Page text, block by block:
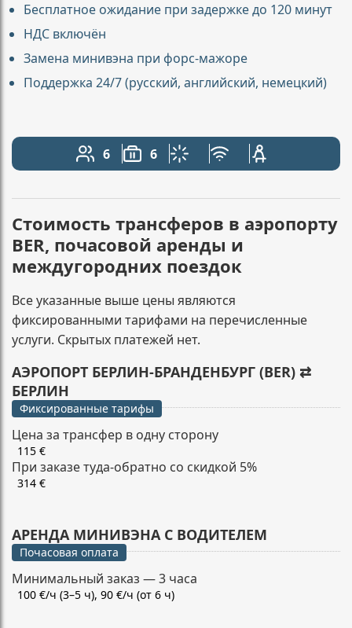
Бесплатное ожидание при задержке до 120 минут
НДС включён
Замена минивэна при форс-мажоре
Поддержка 24/7 (русский, английский, немецкий)
6
Количество пассажиров: 6
6
Вместимость багажа: 6
Климат-контроль
Бесплатный Wi-Fi
Детское кресло
Стоимость трансферов в аэропорту
BER, почасовой аренды и
междугородних поездок
Все указанные выше цены являются
фиксированными тарифами на перечисленные
услуги. Скрытых платежей нет.
АЭРОПОРТ БЕРЛИН-БРАНДЕНБУРГ (BER) ⇄
БЕРЛИН
Фиксированные тарифы
Цена за трансфер в одну сторону
115 €
При заказе туда-обратно со скидкой 5%
314 €
АРЕНДА МИНИВЭНА С ВОДИТЕЛЕМ
Почасовая оплата
Минимальный заказ — 3 часа
100 €/ч (3–5 ч), 90 €/ч (от 6 ч)